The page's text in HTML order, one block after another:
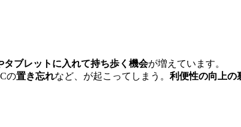
ブレットに入れて持ち歩く機会が増えています。
の置き忘れなど、が起こってしまう。 利便性の向上の